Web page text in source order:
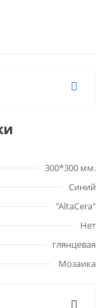
300*300 мм.
Синий
"AltaCera"
Нет
глянцевая
Мозаика